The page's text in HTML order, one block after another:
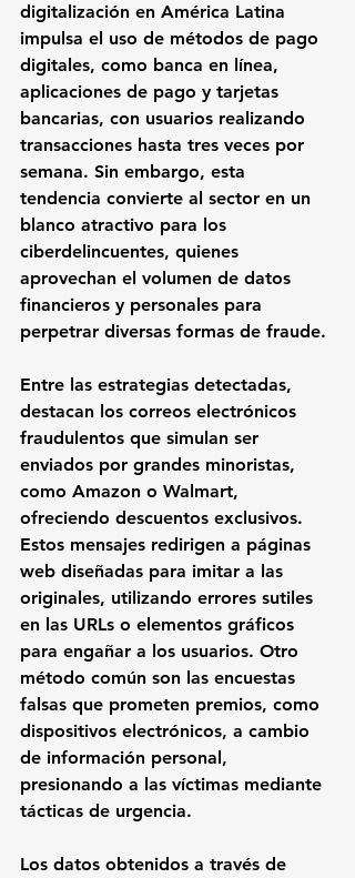
digitalización en América Latina
impulsa el uso de métodos de pago
digitales, como banca en línea,
aplicaciones de pago y tarjetas
bancarias, con usuarios realizando
transacciones hasta tres veces por
semana. Sin embargo, esta
tendencia convierte al sector en un
blanco atractivo para los
ciberdelincuentes, quienes
aprovechan el volumen de datos
financieros y personales para
perpetrar diversas formas de fraude.
Entre las estrategias detectadas,
destacan los correos electrónicos
fraudulentos que simulan ser
enviados por grandes minoristas,
como Amazon o Walmart,
ofreciendo descuentos exclusivos.
Estos mensajes redirigen a páginas
web diseñadas para imitar a las
originales, utilizando errores sutiles
en las URLs o elementos gráficos
para engañar a los usuarios. Otro
método común son las encuestas
falsas que prometen premios, como
dispositivos electrónicos, a cambio
de información personal,
presionando a las víctimas mediante
tácticas de urgencia.
Los datos obtenidos a través de